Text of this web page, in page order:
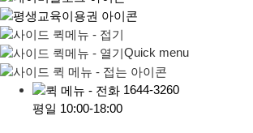
Quick menu
1644-3260
평일 10:00-18:00